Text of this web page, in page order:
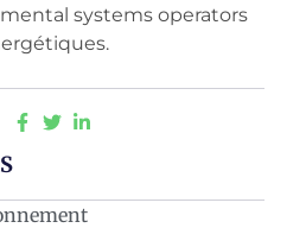
systems operators